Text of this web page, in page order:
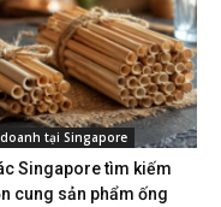
tại Singapore
Singapore tìm kiếm
cung sản phẩm ống